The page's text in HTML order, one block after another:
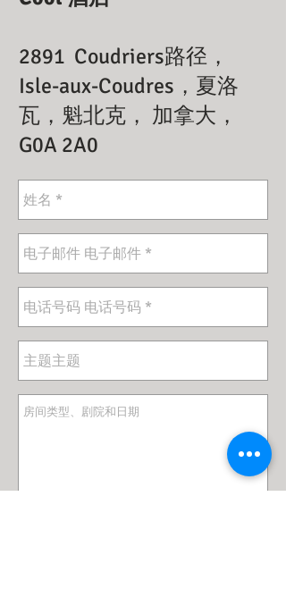
2891 Coudriers路径，
Isle-aux-Coudres，夏洛
瓦，魁北克， 加拿大，
G0A 2A0